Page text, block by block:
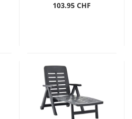
103.95 CHF